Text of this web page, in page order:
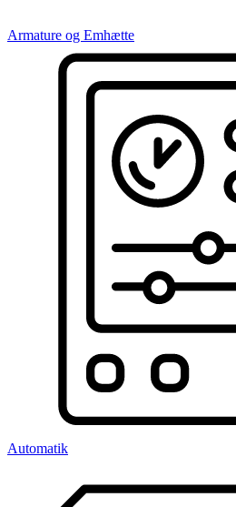
Armature og Emhætte
Automatik